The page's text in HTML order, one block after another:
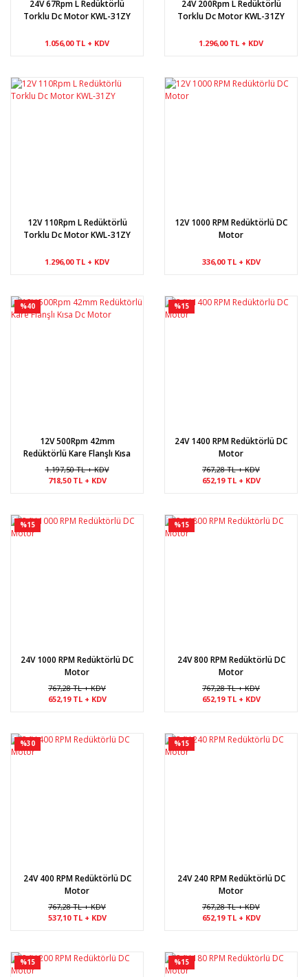
24V 67Rpm L Redüktörlü
Torklu Dc Motor KWL-31ZY
1.056,00 TL + KDV
24V 200Rpm L Redüktörlü
Torklu Dc Motor KWL-31ZY
1.296,00 TL + KDV
12V 110Rpm L Redüktörlü
Torklu Dc Motor KWL-31ZY
1.296,00 TL + KDV
12V 1000 RPM Redüktörlü DC
Motor
336,00 TL + KDV
%40
12V 500Rpm 42mm
Redüktörlü Kare Flanşlı Kısa
Dc Motor
1.197,50 TL + KDV
718,50 TL + KDV
%15
24V 1400 RPM Redüktörlü DC
Motor
767,28 TL + KDV
652,19 TL + KDV
%15
24V 1000 RPM Redüktörlü DC
Motor
767,28 TL + KDV
652,19 TL + KDV
%15
24V 800 RPM Redüktörlü DC
Motor
767,28 TL + KDV
652,19 TL + KDV
%30
24V 400 RPM Redüktörlü DC
Motor
767,28 TL + KDV
537,10 TL + KDV
%15
24V 240 RPM Redüktörlü DC
Motor
767,28 TL + KDV
652,19 TL + KDV
%15 %15